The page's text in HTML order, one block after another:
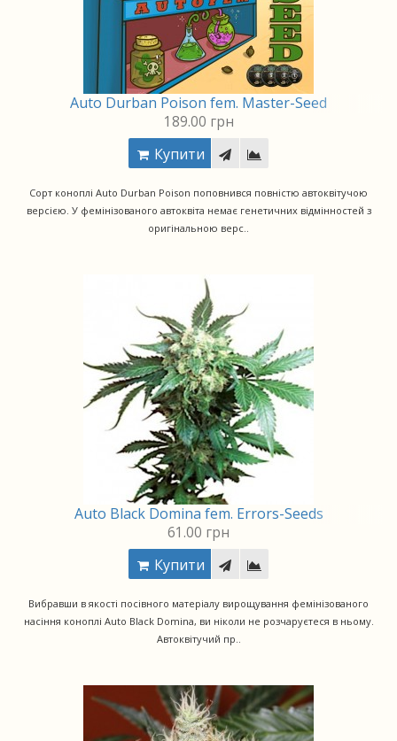
Auto Durban Poison fem. Master-Seed
189.00 грн
Купити
Сорт коноплі Auto Durban Poison поповнився повністю автоквітучою
версією. У фемінізованого автоквіта немає генетичних відмінностей з
оригінальною верс..
Auto Black Domina fem. Errors-Seeds
61.00 грн
Купити
Вибравши в якості посівного матеріалу вирощування фемінізованого
насіння коноплі Auto Black Domina, ви ніколи не розчаруєтеся в ньому.
Автоквітучий пр..